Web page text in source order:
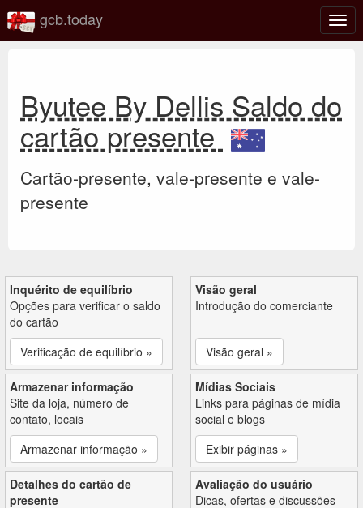
gcb.today
Byutee By Dellis Saldo do
cartão presente
Cartão-presente, vale-presente e vale-
presente
Inquérito de equilíbrio
Opções para verificar o saldo
do cartão
Verificação de equilíbrio »
Visão geral
Introdução do comerciante
Visão geral »
Armazenar informação
Site da loja, número de
contato, locais
Armazenar informação »
Mídias Sociais
Links para páginas de mídia
social e blogs
Exibir páginas »
Detalhes do cartão de
presente
Avaliação do usuário
Dicas, ofertas e discussões